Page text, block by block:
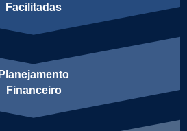
Facilitadas
Planejamento
Financeiro